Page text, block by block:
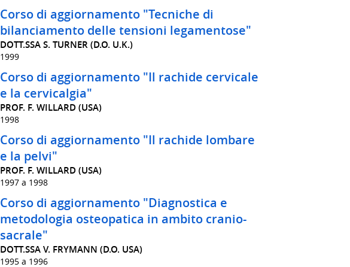
Corso di aggiornamento "Tecniche di
bilanciamento delle tensioni legamentose"
DOTT.SSA S. TURNER (D.O. U.K.)
1999
Corso di aggiornamento "Il rachide cervicale
e la cervicalgia"
PROF. F. WILLARD (USA)
1998
Corso di aggiornamento "Il rachide lombare
e la pelvi"
PROF. F. WILLARD (USA)
1997 a 1998
Corso di aggiornamento "Diagnostica e
metodologia osteopatica in ambito cranio-
sacrale"
DOTT.SSA V. FRYMANN (D.O. USA)
1995 a 1996